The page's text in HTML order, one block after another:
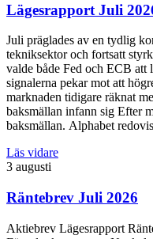
Lägesrapport Juli
Juli präglades av en tydlig
tekniksektor och fortsatt
valde både Fed och ECB att
signalerna pekar mot att
marknaden tidigare räknat
baksmällan infann sig Efter
baksmällan. Alphabet
Läs vidare
3 augusti
Räntebrev Juli 2026
Aktiebrev Lägesrapport